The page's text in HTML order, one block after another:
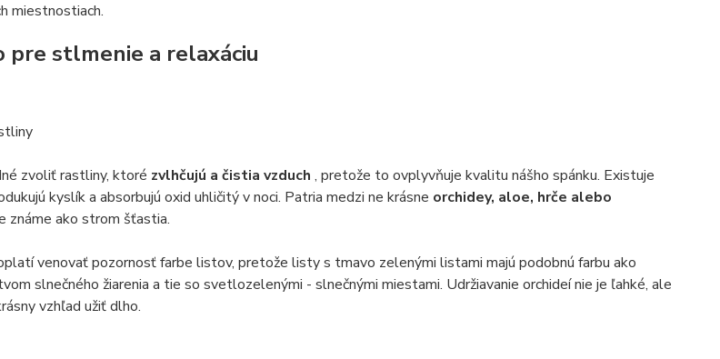
miestnostiach.
pre stlmenie a relaxáciu
zvoliť rastliny, ktoré zvlhčujú a čistia vzduch , pretože to ovplyvňuje kvalitu nášho spánku. Existuje
kyslík a absorbujú oxid uhličitý v noci. Patria medzi ne krásne orchidey, aloe, hrče alebo
známe ako strom šťastia.
venovať pozornosť farbe listov, pretože listy s tmavo zelenými listami majú podobnú farbu ako
slnečného žiarenia a tie so svetlozelenými - slnečnými miestami. Udržiavanie orchideí nie je ľahké, ale
vzhľad užiť dlho.